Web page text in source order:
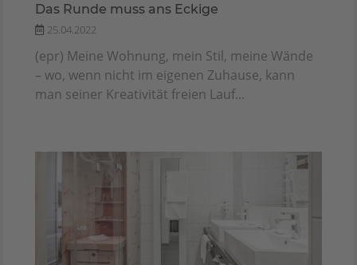
Das Runde muss ans Eckige
25.04.2022
(epr) Meine Wohnung, mein Stil, meine Wände
– wo, wenn nicht im eigenen Zuhause, kann
man seiner Kreativität freien Lauf...